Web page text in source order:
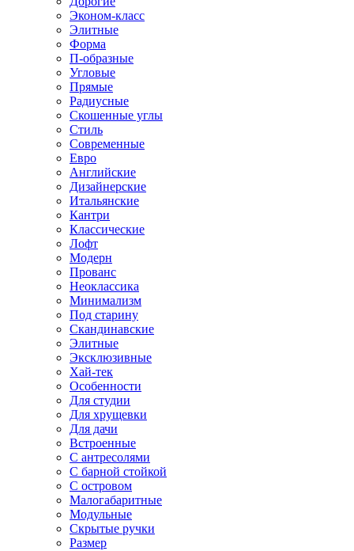
Эконом-класс
Элитные
Форма
П-образные
Угловые
Прямые
Радиусные
Скошенные углы
Стиль
Современные
Евро
Английские
Дизайнерские
Итальянские
Кантри
Классические
Лофт
Модерн
Прованс
Неоклассика
Минимализм
Под старину
Скандинавские
Элитные
Эксклюзивные
Хай-тек
Особенности
Для студии
Для хрущевки
Для дачи
Встроенные
С антресолями
С барной стойкой
С островом
Малогабаритные
Модульные
Скрытые ручки
Размер